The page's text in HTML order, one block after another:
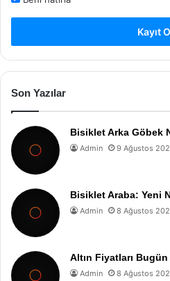
Kayıt
Son Yazılar
Bisiklet Arka Göbek
Admin 9 Ağustos
Bisiklet Araba: Yeni
Admin 8 Ağustos
Altın Fiyatları Bugün
Admin 8 Ağustos